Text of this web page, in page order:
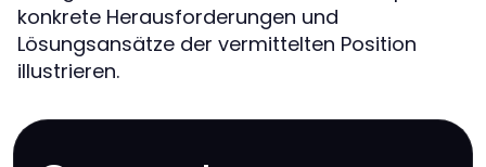
konkrete Herausforderungen und
Lösungsansätze der vermittelten Position
illustrieren.